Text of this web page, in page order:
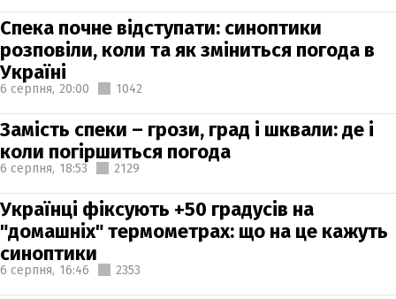
Спека почне відступати: синоптики
розповіли, коли та як зміниться погода в
Україні
6 серпня, 20:00 1042
Замість спеки – грози, град і шквали: де і
коли погіршиться погода
6 серпня, 18:53 2129
Українці фіксують +50 градусів на
"домашніх" термометрах: що на це кажуть
синоптики
6 серпня, 16:46 2353